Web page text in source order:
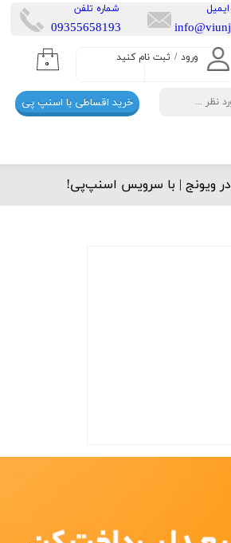
ورود / ثبت نام کنید ۰
​شماره تلفن
​​09355658193
خرید اقساطی با اسنپ پی
ویونج | با سرویس اسنپ‌پی!​​​​​​​